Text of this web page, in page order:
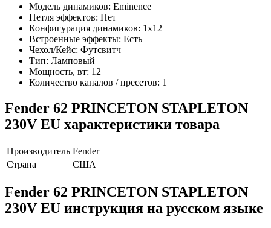
Модель динамиков: Eminence
Петля эффектов: Нет
Конфигурация динамиков: 1х12
Встроенные эффекты: Есть
Чехол/Кейс: Футсвитч
Тип: Ламповый
Мощность, вт: 12
Количество каналов / пресетов: 1
Fender 62 PRINCETON STAPLETON
230V EU характеристики товара
Производитель Fender
Страна
США
Fender 62 PRINCETON STAPLETON
230V EU инструкция на русском языке